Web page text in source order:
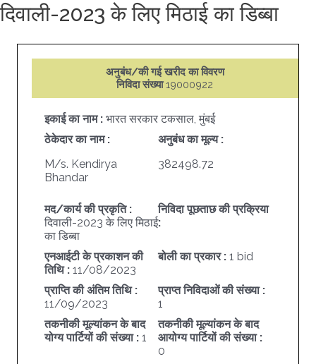
दिवाली-2023 के लिए मिठाई का डिब्बा
अनुबंध/की गई खरीद का विवरण
निविदा संख्या19000922
इकाई का नाम : भारत सरकार टकसाल, मुंबई
ठेकेदार का नाम :
M/s. Kendirya
Bhandar
अनुबंध का मूल्य :
382498.72
मद/कार्य की प्रकृति :
दिवाली-2023 के लिए मिठाई
का डिब्बा
निविदा पूछताछ की प्रक्रिया
:
एनआईटी के प्रकाशन की
तिथि : 11/08/2023
बोली का प्रकार : 1 bid
प्राप्ति की अंतिम तिथि :
11/09/2023
प्राप्त निविदाओं की संख्या :
1
तकनीकी मूल्यांकन के बाद
योग्य पार्टियों की संख्या : 1
तकनीकी मूल्यांकन के बाद
आयोग्य पार्टियों की संख्या :
0